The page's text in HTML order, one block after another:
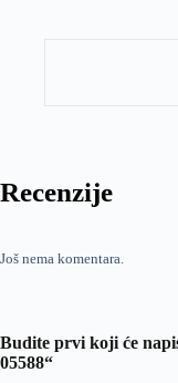
Recenzije
Još nema komentara.
Budite prvi koji će
05588“